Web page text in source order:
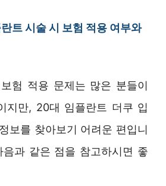
트 시술 시 보험 적용 여부와
험 적용 문제는 많은 분들이
지만, 20대 임플란트 더쿠 입
보를 찾아보기 어려운 편입니
과 같은 점을 참고하시면 좋